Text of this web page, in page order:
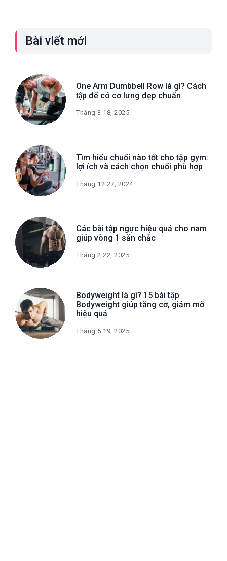
Bài viết mới
One Arm Dumbbell Row là gì? Cách
tập để có cơ lưng đẹp chuẩn
Tháng 3 18, 2025
Tìm hiểu chuối nào tốt cho tập gym:
lợi ích và cách chọn chuối phù hợp
Tháng 12 27, 2024
Các bài tập ngực hiệu quả cho nam
giúp vòng 1 săn chắc
Tháng 2 22, 2025
Bodyweight là gì? 15 bài tập
Bodyweight giúp tăng cơ, giảm mỡ
hiệu quả
Tháng 5 19, 2025